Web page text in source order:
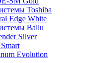
Toshiba
Edge White
Ballu
Silver
Evolution